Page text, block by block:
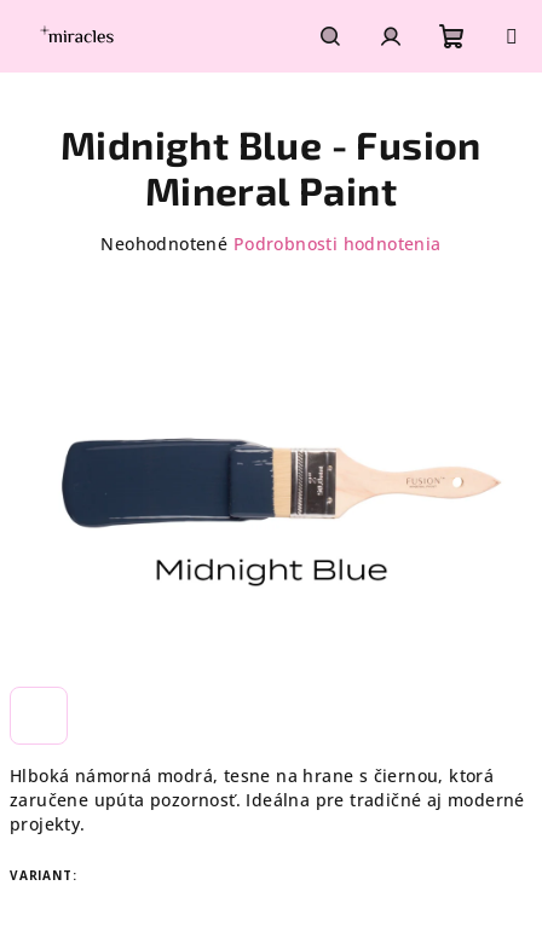
HľadaťPrihlásenie
košík
Hlboká námorná modrá, tesne na hrane s čiernou, ktorá
zaručene upúta pozornosť. Ideálna pre tradičné aj moderné
projekty.
VARIANT:
Midnight Blue - Fusion
Mineral Paint
Priemerné
Neohodnotené Podrobnosti hodnotenia